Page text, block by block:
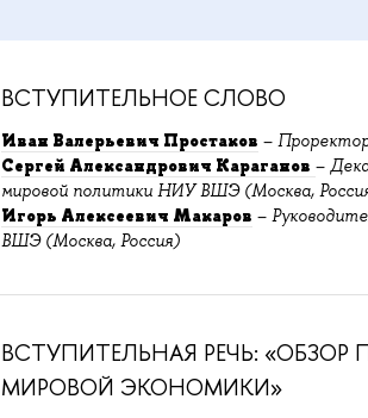
ВСТУПИТЕЛЬНОЕ СЛОВО
Иван Валерьевич Простаков –
Сергей Александрович Караганов –
мировой политики НИУ ВШЭ (Москва,
Игорь Алексеевич Макаров –
ВШЭ (Москва, Россия)
ВСТУПИТЕЛЬНАЯ РЕЧЬ: «ОБЗОР
МИРОВОЙ ЭКОНОМИКИ»